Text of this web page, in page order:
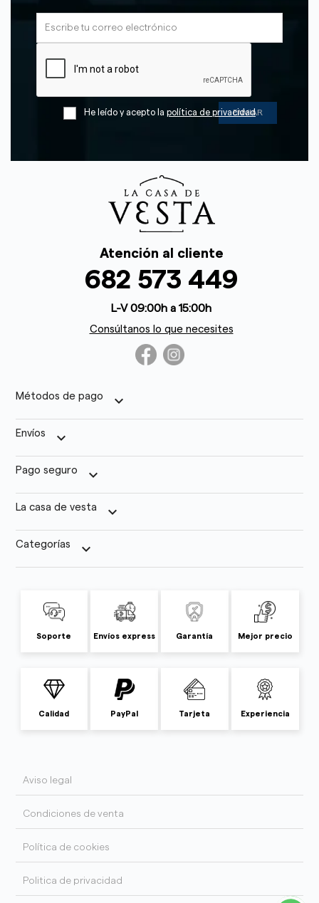
He leído y acepto la política de privacidad
Atención al cliente
682 573 449
L-V 09:00h a 15:00h
Consúltanos lo que necesites
Métodos de pago keyboard_arrow_down
Envíos keyboard_arrow_down
Pago seguro keyboard_arrow_down
La casa de vesta keyboard_arrow_down
Categorías keyboard_arrow_down
Soporte Envíos express Garantía Mejor precio
Calidad PayPal Tarjeta Experiencia
Aviso legal
Condiciones de venta
Política de cookies
Politica de privacidad